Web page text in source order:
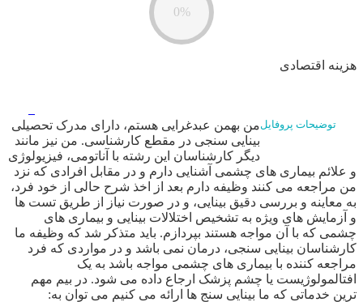
0%
هزینه اقتصادی
توضیحات پروفایلمن بهمن عبدغرایی هستم، دارای مدرک تحصیلی
بینایی سنجی در مقطع کارشناسی. من نیز مانند
دیگر کارشناسان این رشته با آناتومی، فیزیولوژی
و علائم بیماری های چشمی آشنایی دارم و در مقابل افرادی که نزد
من مراجعه می کنند وظیفه دارم بعد از اخذ شرح حالی از خود فرد،
به معاینه و بررسی دقیق بینایی، و در صورت نیاز از طریق تست ها
و آزمایش های ویژه به تشخیص اختلالات بینایی و بیماری های
چشمی که با آن مواجه هستند بپردازم. باید متذکر شد که وظیفه ما
کارشناسان بینایی سنجی، درمان نمی باشد و در مواردی که فرد
مراجعه کننده با بیماری های چشمی مواجه باشد به یک
افتالمولوژیست یا چشم پزشک ارجاع داده می شود. در بیم مهم
ترین خدماتی که ما بینایی سنج ها ارائه می کنیم می توان به: